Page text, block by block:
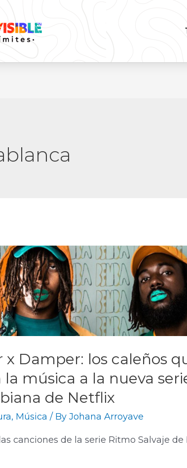
x Damper: los caleños
la música a la nueva
de Netflix
, Música / ByJohana Arroyave
canciones de la serie Ritmo Salvaje de